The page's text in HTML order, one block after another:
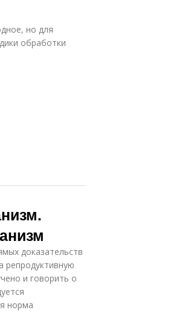
но для
обработки
доказательств
репродуктивную
и говорить о
норма